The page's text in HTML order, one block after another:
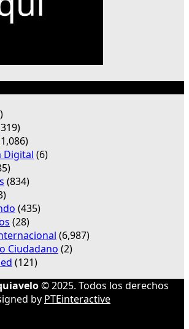
Digital (6)
(834)
(435)
(28)
(6,987)
Ciudadano (2)
(121)
© 2025. Todos los derechos
by PTEinteractive